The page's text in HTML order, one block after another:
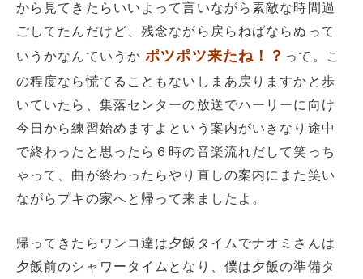
から見てきたらいいよって言いながら素敵な時間過
ごしてたんだけど、残念ながら戻らねばならぬって
いうかなんていうかポツポツ来たね！？ って。こ
の程度なら慌てることもないしまあ戻りますかと歩
いていたら、集落センターの放送でハーリーに向け
今日から練習始めますよという案内がいきなり途中
で終わったと思ったら６時の音楽流れだして笑っち
ゃって、曲が終わったらやり直しの案内にまた笑い
ながらプキの家へと帰って来ましたよ。
帰ってきたらワンコ達は夕飯タイムでナオミさんは
夕飯前のシャワータイムとなり、僕は夕飯の準備タ